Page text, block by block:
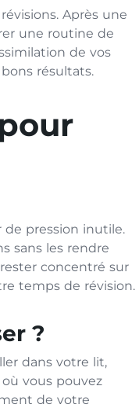
Après une
une routine de
de vos
résultats.
de pression inutile.
sans les rendre
concentré sur
temps de révision.
?
dans votre lit,
vous pouvez
de votre